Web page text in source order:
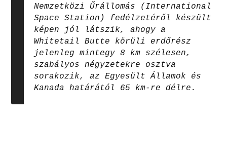
Nemzetközi Űrállomás (International
Space Station) fedélzetéről készült
képen jól látszik, ahogy a
Whitetail Butte körüli erdőrész
jelenleg mintegy 8 km szélesen,
szabályos négyzetekre osztva
sorakozik, az Egyesült Államok és
Kanada határától 65 km-re délre.